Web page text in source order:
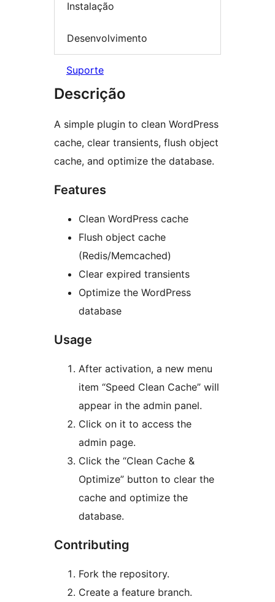
Instalação
Desenvolvimento
Suporte
Descrição
A simple plugin to clean WordPress
cache, clear transients, flush object
cache, and optimize the database.
Features
Clean WordPress cache
Flush object cache
(Redis/Memcached)
Clear expired transients
Optimize the WordPress
database
Usage
After activation, a new menu
item “Speed Clean Cache” will
appear in the admin panel.
Click on it to access the
admin page.
Click the “Clean Cache &
Optimize” button to clear the
cache and optimize the
database.
Contributing
Fork the repository.
Create a feature branch.